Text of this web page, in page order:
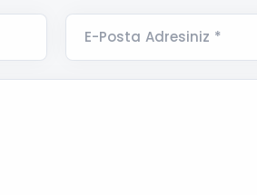
E-Posta Adresiniz *